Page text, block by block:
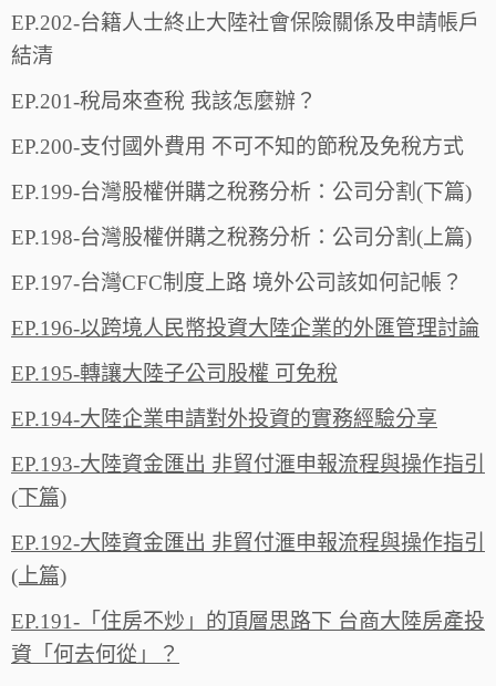
EP.202-台籍人士終止大陸社會保險關係及申請帳戶
結清
EP.201-稅局來查稅 我該怎麼辦？
EP.200-支付國外費用 不可不知的節稅及免稅方式
EP.199-台灣股權併購之稅務分析：公司分割(下篇)
EP.198-台灣股權併購之稅務分析：公司分割(上篇)
EP.197-台灣CFC制度上路 境外公司該如何記帳？
EP.196-以跨境人民幣投資大陸企業的外匯管理討論
EP.195-轉讓大陸子公司股權 可免稅
EP.194-大陸企業申請對外投資的實務經驗分享
EP.193-大陸資金匯出 非貿付滙申報流程與操作指引
(下篇)
EP.192-大陸資金匯出 非貿付滙申報流程與操作指引
(上篇)
EP.191-「住房不炒」的頂層思路下 台商大陸房產投
資「何去何從」？